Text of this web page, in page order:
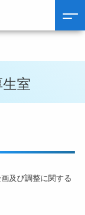
室
及び調整に関する